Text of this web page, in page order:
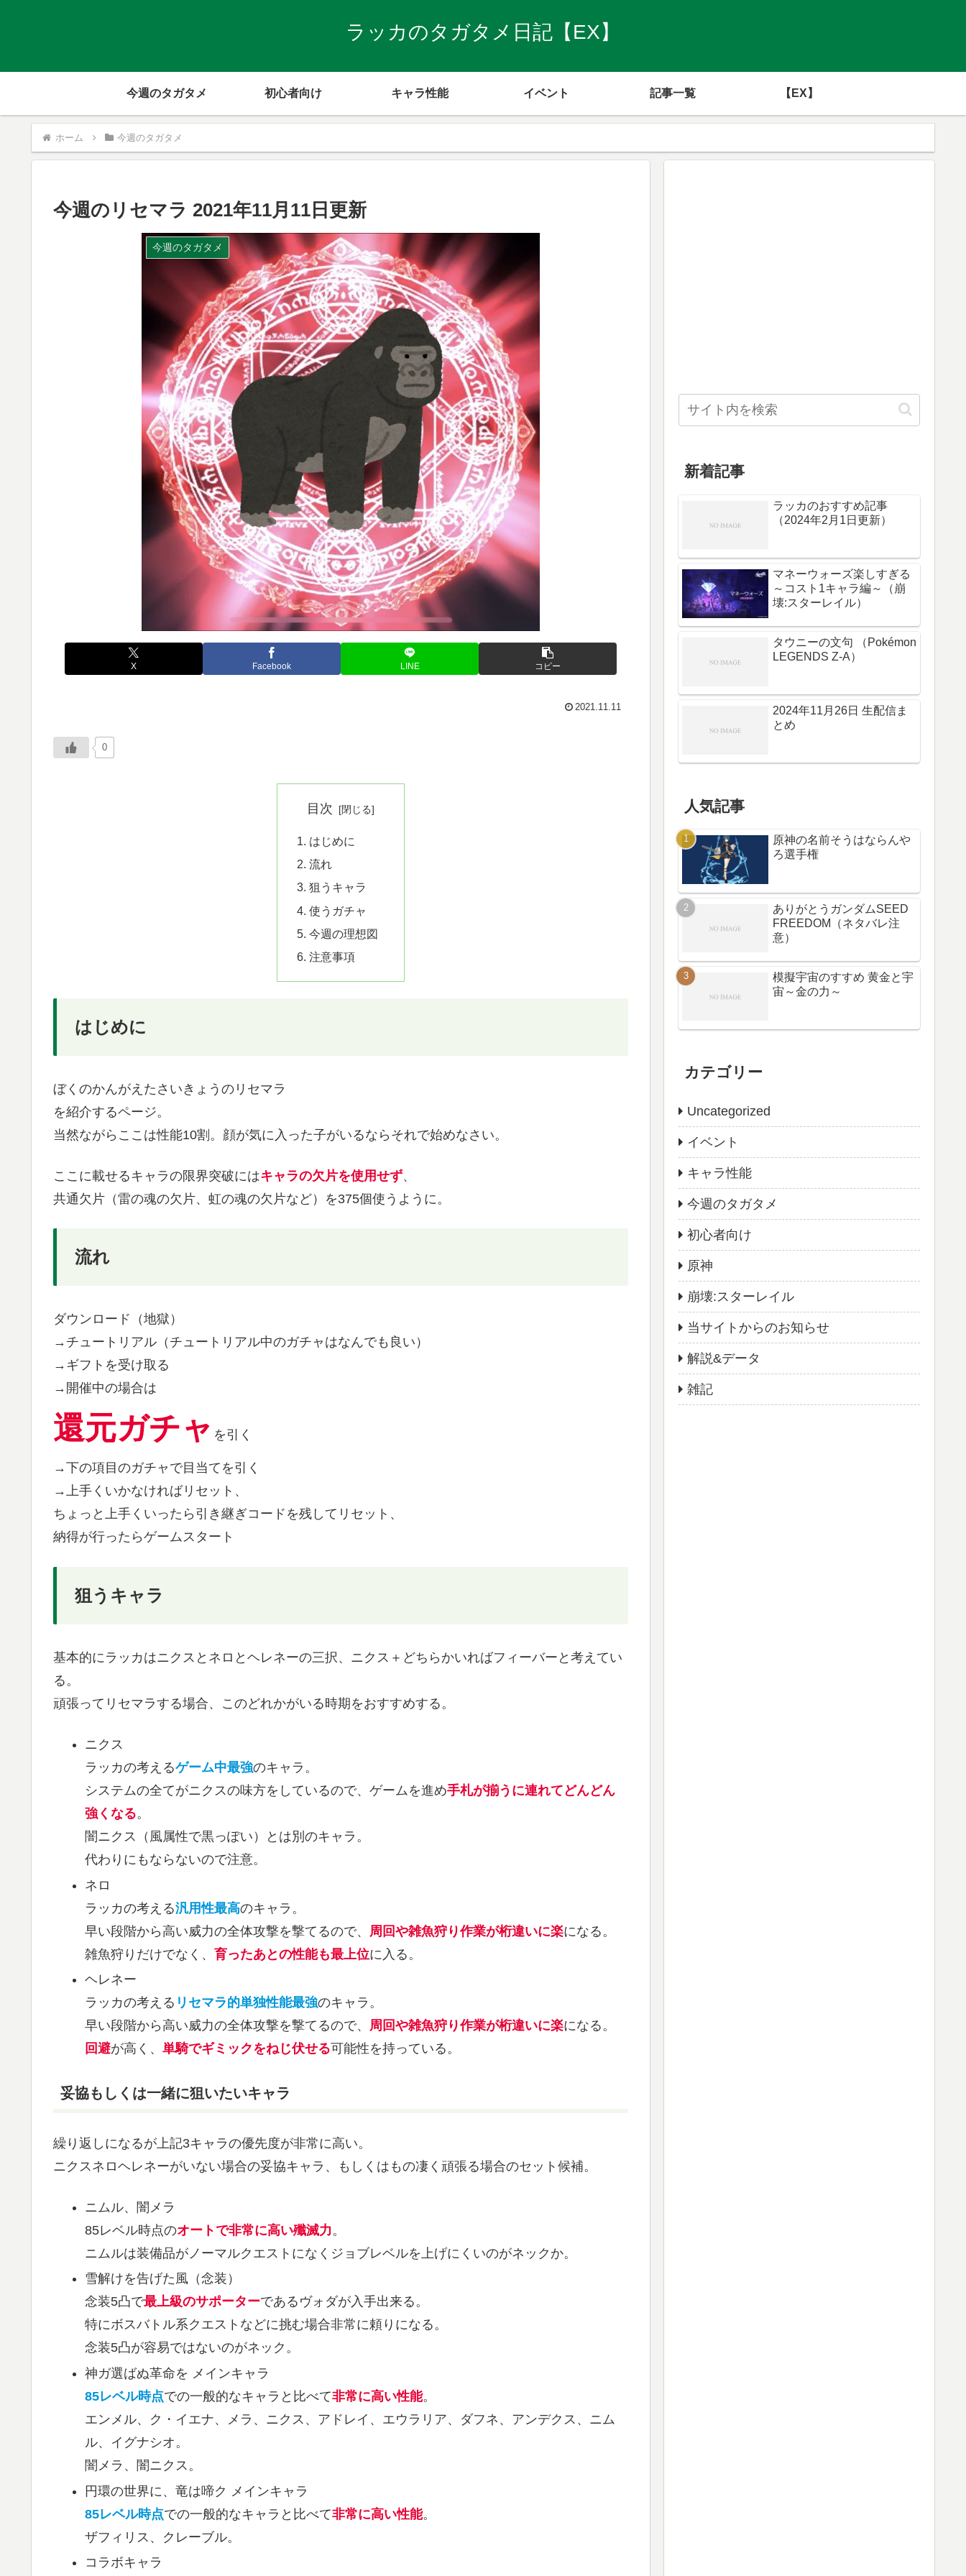
ラッカのタガタメ日記【EX】
今週のタガタメ 初心者向け キャラ性能 イベント 記事一覧 【EX】
ホーム 今週のタガタメ
今週のリセマラ 2021年11月11日更新
今週のタガタメ
X Facebook LINE コピー
2021.11.11
0
目次
はじめに
流れ
狙うキャラ
使うガチャ
今週の理想図
注意事項
はじめに
ぼくのかんがえたさいきょうのリセマラ
を紹介するページ。
当然ながらここは性能10割。顔が気に入った子がいるならそれで始めなさい。
ここに載せるキャラの限界突破にはキャラの欠片を使用せず、
共通欠片（雷の魂の欠片、虹の魂の欠片など）を375個使うように。
流れ
ダウンロード（地獄）
→チュートリアル（チュートリアル中のガチャはなんでも良い）
→ギフトを受け取る
→開催中の場合は
還元ガチャ を引く
→下の項目のガチャで目当てを引く
→上手くいかなければリセット、
ちょっと上手くいったら引き継ぎコードを残してリセット、
納得が行ったらゲームスタート
狙うキャラ
基本的にラッカはニクスとネロとヘレネーの三択、ニクス＋どちらかいればフィーバーと考えてい
る。
頑張ってリセマラする場合、このどれかがいる時期をおすすめする。
ニクス
ラッカの考えるゲーム中最強のキャラ。
システムの全てがニクスの味方をしているので、ゲームを進め手札が揃うに連れてどんどん
強くなる。
闇ニクス（風属性で黒っぽい）とは別のキャラ。
代わりにもならないので注意。
ネロ
ラッカの考える汎用性最高のキャラ。
早い段階から高い威力の全体攻撃を撃てるので、
周回や雑魚狩り作業が桁違いに楽になる。
雑魚狩りだけでなく、 育ったあとの性能も最上位に入る。
ヘレネー
ラッカの考える リセマラ的単独性能最強のキャラ。
早い段階から高い威力の全体攻撃を撃てるので、 周回や雑魚狩り作業が桁違いに楽になる。
回避が高く、 単騎でギミックをねじ伏せる可能性を持っている。
妥協もしくは一緒に狙いたいキャラ
繰り返しになるが上記3キャラの優先度が非常に高い。
ニクスネロヘレネーがいない場合の妥協キャラ、もしくはもの凄く頑張る場合のセット候補。
ニムル、闇メラ
85レベル時点のオートで非常に高い殲滅力 。
ニムルは装備品がノーマルクエストになくジョブレベルを上げにくいのがネックか。
雪解けを告げた風（念装）
念装5凸で最上級のサポーターであるヴォダが入手出来る。
特にボスバトル系クエストなどに挑む場合非常に頼りになる。
念装5凸が容易ではないのがネック。
神ガ選ばぬ革命を メインキャラ
85レベル時点での一般的なキャラと比べて非常に高い性能。
エンメル、ク・イエナ、メラ、ニクス、アドレイ、エウラリア、ダフネ、アンデクス、ニム
ル、イグナシオ。
闇メラ、闇ニクス。
円環の世界に、竜は啼ク メインキャラ
85レベル時点での一般的なキャラと比べて非常に高い性能。
ザフィリス、クレーブル。
コラボキャラ
新着記事
ラッカのおすすめ記事
（2024年2月1日更新）
マネーウォーズ楽しすぎる
～コスト1キャラ編～（崩
壊:スターレイル）
タウニーの文句 （Pokémon
LEGENDS Z-A）
2024年11月26日 生配信ま
とめ
人気記事
原神の名前そうはならんや
ろ選手権
ありがとうガンダムSEED
FREEDOM（ネタバレ注
意）
模擬宇宙のすすめ 黄金と宇
宙～金の力～
カテゴリー
Uncategorized
イベント
キャラ性能
今週のタガタメ
初心者向け
原神
崩壊:スターレイル
当サイトからのお知らせ
解説&データ
雑記